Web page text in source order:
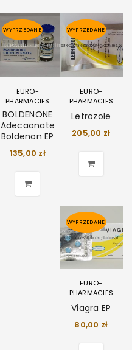
WYPRZEDANE
EURO-
PHARMACIES
BOLDENONE
Adecaonate
Boldenon EP
135,00 zł
WYPRZEDANE
EURO-
PHARMACIES
Letrozole
205,00 zł
WYPRZEDANE
EURO-
PHARMACIES
Viagra EP
80,00 zł